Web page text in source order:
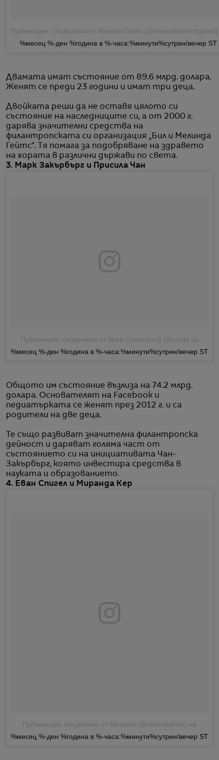
Публикация, споделена от Melinda Gates (@melindafrenchgates)
%месец %-ден %година в %-часа:%минути%сутрин/вечер ST
Двамата имат състояние от 89.6 млрд. долара.
Женят се преди 23 години и имат три деца.
Двойката реши да не оставя цялото си
състояние на наследниците си, а от 2000 г.
дарява значителни средства на
филантропската си организация „Бил и Мелинда
Гейтс“. Тя помага за подобряване на здравето
на хората в различни държави по света.
3. Марк Закърбърг и Присила Чан
Публикация, споделена от Mark Zuckerberg (@zuck) на
%месец %-ден %година в %-часа:%минути%сутрин/вечер ST
Общото им състояние възлиза на 74.2 млрд.
долара. Основателят на Facebook и
педиатърката се женят през 2012 г. и са
родители на две деца.
Те също развиват значителна филантропска
дейност и даряват голяма част от
състоянието си на инициативата Чан-
Закърбърг, която инвестира средства в
науката и образованието.
4. Еван Спигел и Миранда Кер
Публикация, споделена от Miranda (@mirandakerr) на
%месец %-ден %година в %-часа:%минути%сутрин/вечер ST